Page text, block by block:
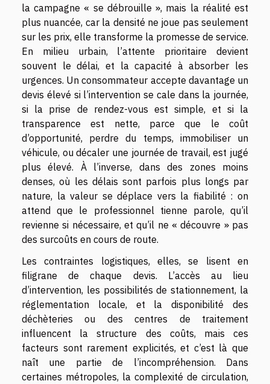
la campagne « se débrouille », mais la réalité est
plus nuancée, car la densité ne joue pas seulement
sur les prix, elle transforme la promesse de service.
En milieu urbain, l’attente prioritaire devient
souvent le délai, et la capacité à absorber les
urgences. Un consommateur accepte davantage un
devis élevé si l’intervention se cale dans la journée,
si la prise de rendez-vous est simple, et si la
transparence est nette, parce que le coût
d’opportunité, perdre du temps, immobiliser un
véhicule, ou décaler une journée de travail, est jugé
plus élevé. À l’inverse, dans des zones moins
denses, où les délais sont parfois plus longs par
nature, la valeur se déplace vers la fiabilité : on
attend que le professionnel tienne parole, qu’il
revienne si nécessaire, et qu’il ne « découvre » pas
des surcoûts en cours de route.
Les contraintes logistiques, elles, se lisent en
filigrane de chaque devis. L’accès au lieu
d’intervention, les possibilités de stationnement, la
réglementation locale, et la disponibilité des
déchèteries ou des centres de traitement
influencent la structure des coûts, mais ces
facteurs sont rarement explicités, et c’est là que
naît une partie de l’incompréhension. Dans
certaines métropoles, la complexité de circulation,